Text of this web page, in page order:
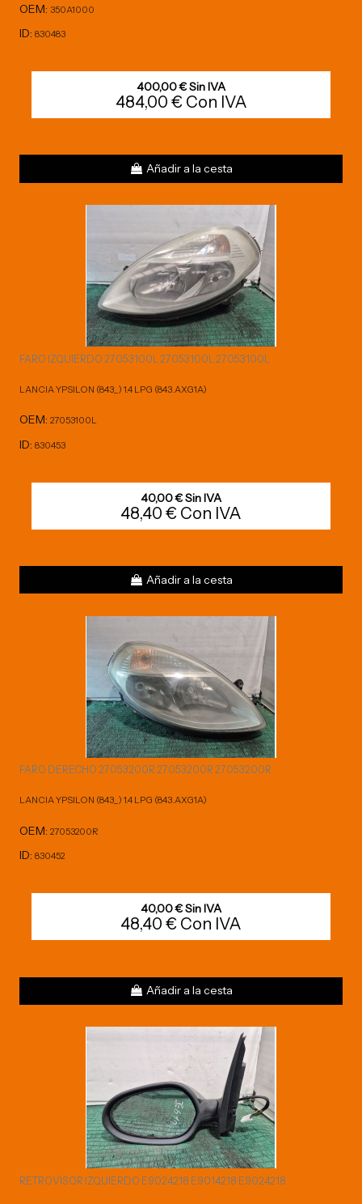
OEM: 350A1000
ID: 830483
400,00 € Sin IVA
484,00 € Con IVA
Añadir a la cesta
FARO IZQUIERDO 27053100L 27053100L 27053100L
LANCIA YPSILON (843_) 1.4 LPG (843.AXG1A)
OEM: 27053100L
ID: 830453
40,00 € Sin IVA
48,40 € Con IVA
Añadir a la cesta
FARO DERECHO 27053200R 27053200R 27053200R
LANCIA YPSILON (843_) 1.4 LPG (843.AXG1A)
OEM: 27053200R
ID: 830452
40,00 € Sin IVA
48,40 € Con IVA
Añadir a la cesta
RETROVISOR IZQUIERDO E9024218 E9014218 E9024218